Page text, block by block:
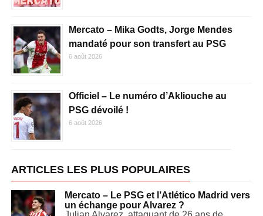
Mercato – Mika Godts, Jorge Mendes
mandaté pour son transfert au PSG
6 août 2026
Officiel – Le numéro d’Akliouche au
PSG dévoilé !
6 août 2026
ARTICLES LES PLUS POPULAIRES
Mercato – Le PSG et l’Atlético Madrid vers
un échange pour Alvarez ?